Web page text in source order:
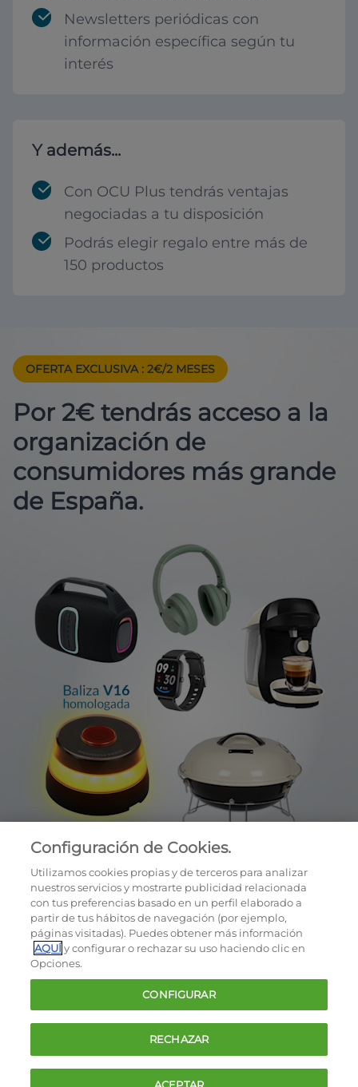
Newsletters periódicas con
información específica según tu
interés
Y además...
Con OCU Plus tendrás ventajas
negociadas a tu disposición
Podrás elegir regalo entre más de
150 productos
OFERTA EXCLUSIVA : 2€/2 MESES
Por 2€ tendrás acceso a la
organización de
consumidores más grande
de España.
Cookies
Política de privacidad
Términos y condiciones de la oferta
Contacto
FAQ
Configuración de Cookies.
Utilizamos cookies propias y de terceros para analizar
nuestros servicios y mostrarte publicidad relacionada
con tus preferencias basado en un perfil elaborado a
partir de tus hábitos de navegación (por ejemplo,
páginas visitadas). Puedes obtener más información
AQUÍy configurar o rechazar su uso haciendo clic en
Opciones.
CONFIGURAR
RECHAZAR